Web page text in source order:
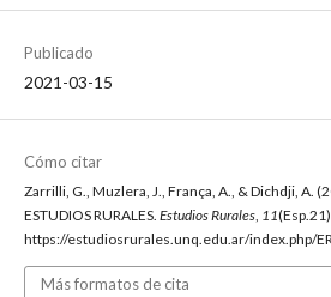
Publicado
2021-03-15
Cómo citar
Zarrilli, G., Muzlera, J., França, A., & Dichdji, A.
ESTUDIOS RURALES. Estudios Rurales 11
https://estudiosrurales.unq.edu.ar/index.php/
Más formatos de cita